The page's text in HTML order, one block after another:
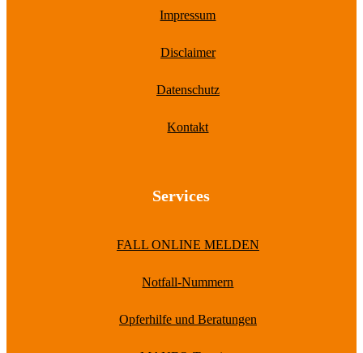
Impressum
Disclaimer
Datenschutz
Kontakt
Services
FALL ONLINE MELDEN
Notfall-Nummern
Opferhilfe und Beratungen